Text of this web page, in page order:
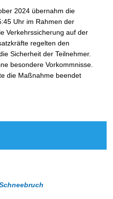
2024 übernahm die
Uhr im Rahmen der
Verkehrssicherung auf der
regelten den
Sicherheit der Teilnehmer.
besondere Vorkommnisse.
die Maßnahme beendet